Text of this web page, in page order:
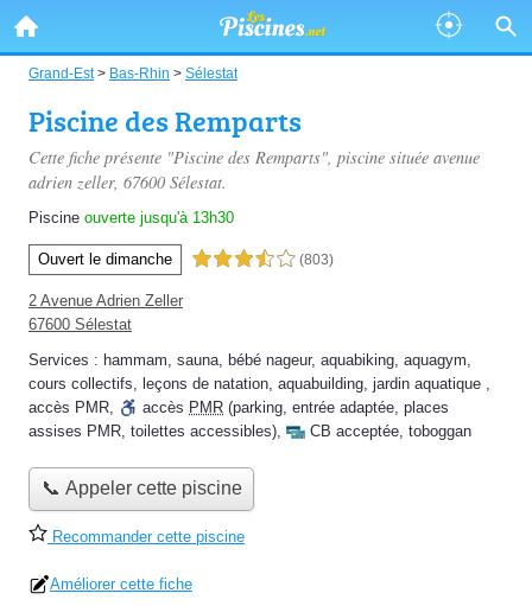
Grand-Est> Bas-Rhin > Sélestat
Piscine des Remparts
Cette fiche présente "Piscine des Remparts", piscine située avenue
adrien zeller, 67600 Sélestat.
Piscine ouverte jusqu'à 13h30
Ouvert le dimanche 3,5 étoiles sur 5 (803)
2 Avenue Adrien Zeller
67600 Sélestat
Services : hammam, sauna, bébé nageur, aquabiking, aquagym,
cours collectifs, leçons de natation, aquabuilding, jardin aquatique ,
accès PMR, accès PMR (parking, entrée adaptée, places
assises PMR, toilettes accessibles), CB acceptée, toboggan
📞 Appeler cette piscine
Recommander cette piscine
Améliorer cette fiche